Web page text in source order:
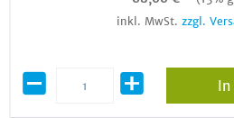
inkl. MwSt. zzgl.
In